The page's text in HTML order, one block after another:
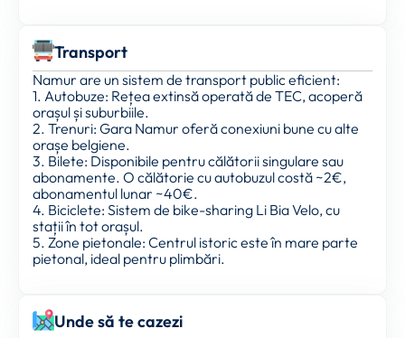
Transport
Namur are un sistem de transport public eficient:
1. Autobuze: Rețea extinsă operată de TEC, acoperă
orașul și suburbiile.
2. Trenuri: Gara Namur oferă conexiuni bune cu alte
orașe belgiene.
3. Bilete: Disponibile pentru călătorii singulare sau
abonamente. O călătorie cu autobuzul costă ~2€,
abonamentul lunar ~40€.
4. Biciclete: Sistem de bike-sharing Li Bia Velo, cu
stații în tot orașul.
5. Zone pietonale: Centrul istoric este în mare parte
pietonal, ideal pentru plimbări.
Unde să te cazezi